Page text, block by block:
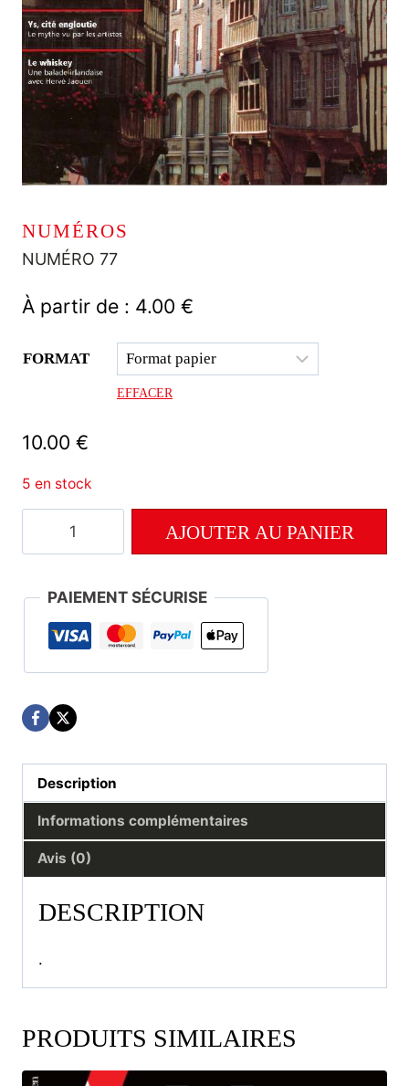
NUMÉROS
NUMÉRO 77
À partir de : 4.00 €
FORMAT
EFFACER
10.00 €
5 en stock
77
AJOUTER AU PANIER
PAIEMENT SÉCURISE
Description
Informations complémentaires
Avis (0)
DESCRIPTION
.
PRODUITS SIMILAIRES